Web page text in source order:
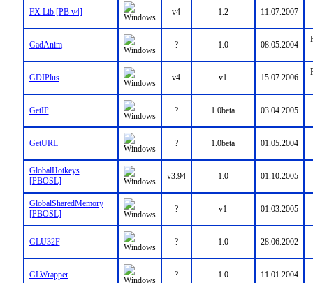
FX Lib [PB v4] v4 1.2 11.07.2007
GadAnim ? 1.0 08.05.2004
GDIPlus v4 v1 15.07.2006
GetIP ? 1.0beta 03.04.2005
GetURL ? 1.0beta 01.05.2004
GlobalHotkeys
[PBOSL]
v3.94 1.0 01.10.2005
GlobalSharedMemory
[PBOSL]
? v1 01.03.2005
GLU32F ? 1.0 28.06.2002
GLWrapper ? 1.0 11.01.2004